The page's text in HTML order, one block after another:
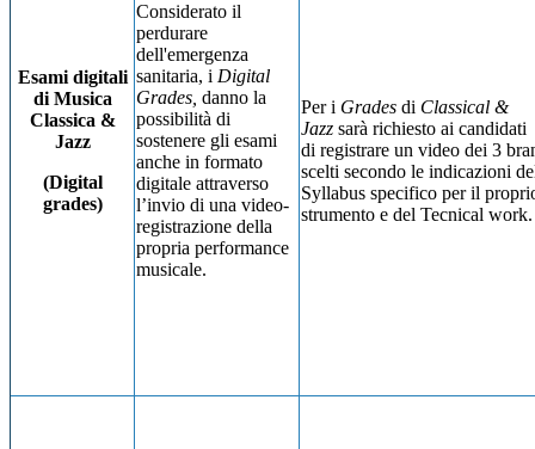
Esami digitali
di Musica
Classica &
Jazz
(Digital
grades)
Considerato il
perdurare
dell'emergenza
sanitaria, i Digital
Grades, danno la
possibilità di
sostenere gli esami
anche in formato
digitale attraverso
l’invio di una video-
registrazione della
propria performance
musicale.
Per i Grades di Classical &
Jazz sarà richiesto ai candidati
di registrare un video dei 3
scelti secondo le indicazioni
Syllabus specifico per il
strumento e del Tecnical work.